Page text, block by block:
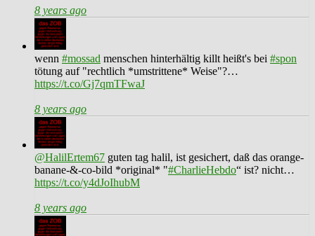
8 years ago
wenn #mossad menschen hinterhältig killt heißt's bei #spon
tötung auf "rechtlich *umstrittene* Weise"?…
https://t.co/Gj7qmTFwaJ
8 years ago
@HalilErtem67 guten tag halil, ist gesichert, daß das orange-
banane-&-co-bild *original* "#CharlieHebdo“ ist? nicht…
https://t.co/y4dJoIhubM
8 years ago